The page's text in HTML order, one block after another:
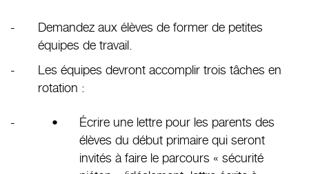
Demandez aux élèves de former de petites
équipes de travail.
Les équipes devront accomplir trois tâches en
rotation :
Écrire une lettre pour les parents des
élèves du début primaire qui seront
invités à faire le parcours « sécurité